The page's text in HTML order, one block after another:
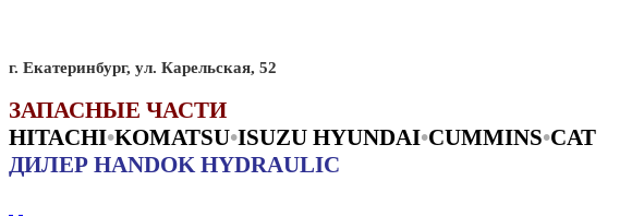
г. Екатеринбург, ул. Карельская, 52
ЗАПАСНЫЕ ЧАСТИ
HITACHI•KOMATSU•ISUZU HYUNDAI•CUMMINS•CAT
ДИЛЕР HANDOK HYDRAULIC